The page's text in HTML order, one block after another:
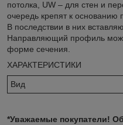
потолка, UW – для стен и
очередь крепят к
В последствии в них
Направляющий профиль
форме сечения.
ХАРАКТЕРИСТИКИ
Вид
*Уважаемые покупатели!